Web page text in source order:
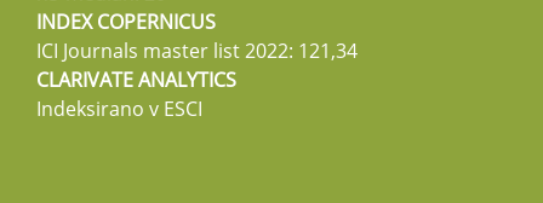
INDEX COPERNICUS
ICI Journals master list 2022: 121,34
CLARIVATE ANALYTICS
Indeksirano v ESCI